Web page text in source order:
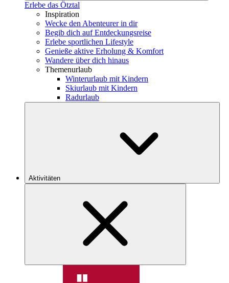
Erlebe das Ötztal
Inspiration
Wecke den Abenteurer in dir
Begib dich auf Entdeckungsreise
Erlebe sportlichen Lifestyle
Genieße aktive Erholung & Komfort
Wandere über dich hinaus
Themenurlaub
Winterurlaub mit Kindern
Skiurlaub mit Kindern
Radurlaub
Aktivitäten